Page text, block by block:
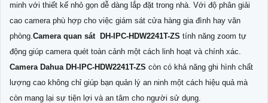
minh với thiết kế nhỏ gọn dễ dàng lắp đặt trong nhà. Với độ phân giải
cao camera phù hợp cho việc giám sát cửa hàng gia đình hay văn
phòng.Camera quan sát DH-IPC-HDW2241T-ZS tính năng zoom tự
động giúp camera quét toàn cảnh một cách linh hoạt và chính xác.
Camera Dahua DH-IPC-HDW2241T-ZS còn có khả năng ghi hình chất
lượng cao không chỉ giúp bạn quản lý an ninh một cách hiệu quả mà
còn mang lại sự tiện lợi và an tâm cho người sử dụng.